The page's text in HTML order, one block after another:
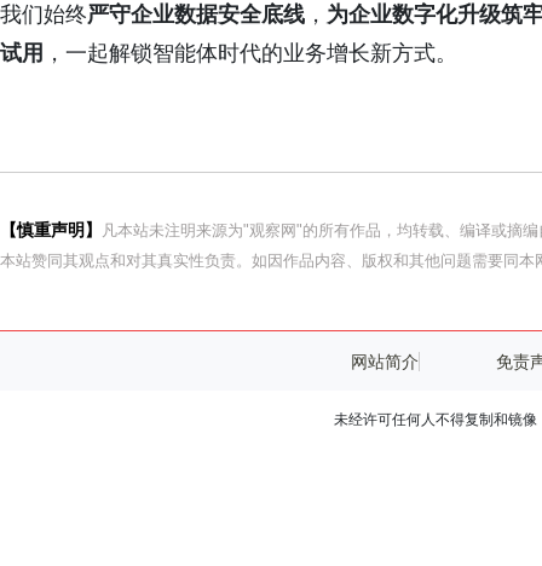
我们始终严守企业数据安全底线 ， 为企业数字化升级筑
试用 ，一起解锁智能体时代的业务增长新方式。
【慎重声明】
凡本站未注明来源为"观察网"的所有作品，均转载、编译或摘
本站赞同其观点和对其真实性负责。如因作品内容、版权和其他问题需要同本
网站简介 免责
未经许可任何人不得复制和镜